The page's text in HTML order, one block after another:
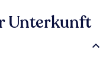
Unterkunft